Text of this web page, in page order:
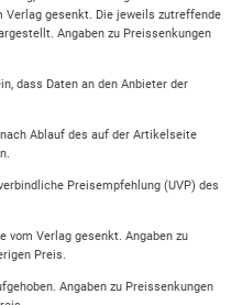
Verlag gesenkt. Die jeweils zutreffende
Angaben zu Preissenkungen
dass Daten an den Anbieter der
Ablauf des auf der Artikelseite
Preisempfehlung (UVP) des
vom Verlag gesenkt. Angaben zu
Preis.
Angaben zu Preissenkungen